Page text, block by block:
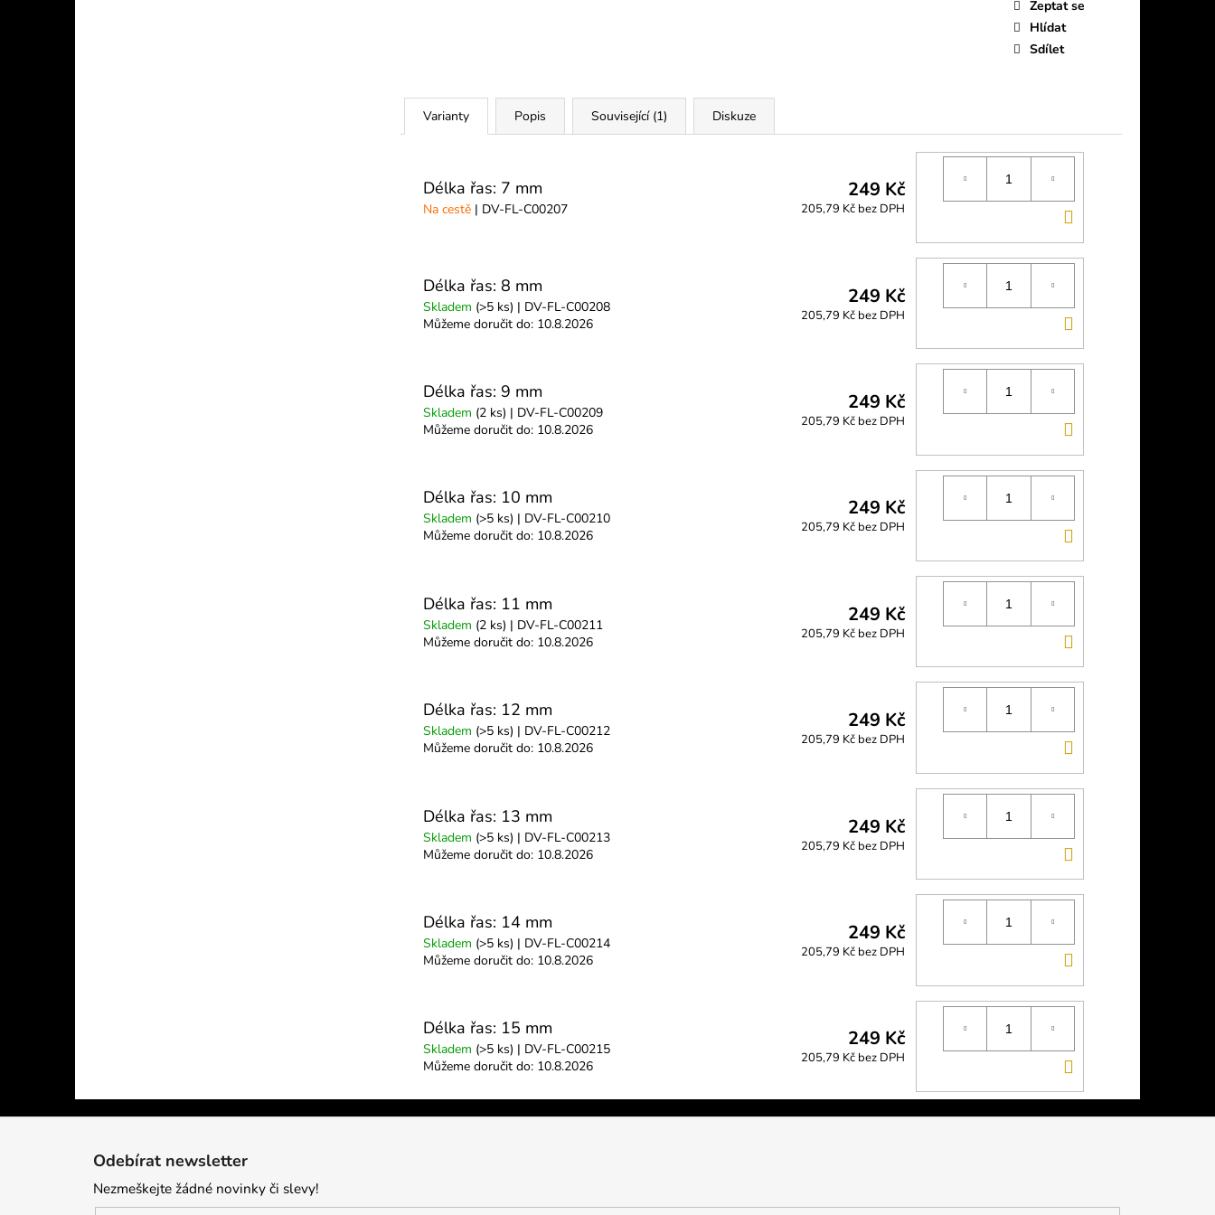
Zeptat se
Hlídat
Sdílet
Varianty Popis Související (1) Diskuze
Délka řas: 7 mm
Na cestě | DV-FL-C00207
249 Kč
205,79 Kč bez DPH
KOŠÍKU
Délka řas: 8 mm
Skladem (>5 ks) | DV-FL-C00208
Můžeme doručit do: 10.8.2026
249 Kč
205,79 Kč bez DPH
KOŠÍKU
Délka řas: 9 mm
Skladem (2 ks) | DV-FL-C00209
Můžeme doručit do: 10.8.2026
249 Kč
205,79 Kč bez DPH
KOŠÍKU
Délka řas: 10 mm
Skladem (>5 ks) | DV-FL-C00210
Můžeme doručit do: 10.8.2026
249 Kč
205,79 Kč bez DPH
KOŠÍKU
Délka řas: 11 mm
Skladem (2 ks) | DV-FL-C00211
Můžeme doručit do: 10.8.2026
249 Kč
205,79 Kč bez DPH
KOŠÍKU
Délka řas: 12 mm
Skladem (>5 ks) | DV-FL-C00212
Můžeme doručit do: 10.8.2026
249 Kč
205,79 Kč bez DPH
KOŠÍKU
Délka řas: 13 mm
Skladem (>5 ks) | DV-FL-C00213
Můžeme doručit do: 10.8.2026
249 Kč
205,79 Kč bez DPH
KOŠÍKU
Délka řas: 14 mm
Skladem (>5 ks) | DV-FL-C00214
Můžeme doručit do: 10.8.2026
249 Kč
205,79 Kč bez DPH
KOŠÍKU
Délka řas: 15 mm
Skladem (>5 ks) | DV-FL-C00215
Můžeme doručit do: 10.8.2026
249 Kč
205,79 Kč bez DPH
KOŠÍKU
Odebírat newsletter
Nezmeškejte žádné novinky či slevy!